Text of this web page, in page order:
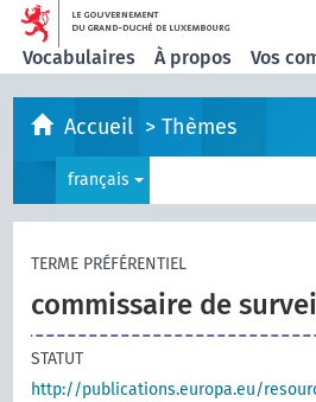
Vocabulaires À propos Vos
Accueil >Thèmes
français
TERME PRÉFÉRENTIEL
commissaire de
STATUT
http://publications.europa.eu/